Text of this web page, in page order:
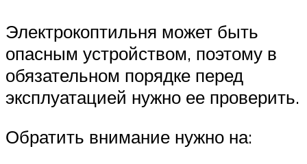
Электрокоптильня может быть
опасным устройством, поэтому в
обязательном порядке перед
эксплуатацией нужно ее проверить.
Обратить внимание нужно на: